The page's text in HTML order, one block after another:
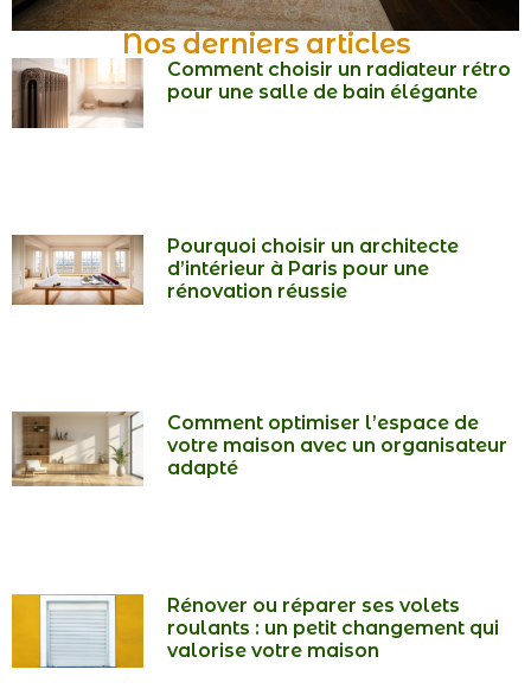
Nos derniers articles
Comment choisir un radiateur rétro
pour une salle de bain élégante
Pourquoi choisir un architecte
d’intérieur à Paris pour une
rénovation réussie
Comment optimiser l’espace de
votre maison avec un organisateur
adapté
Rénover ou réparer ses volets
roulants : un petit changement qui
valorise votre maison